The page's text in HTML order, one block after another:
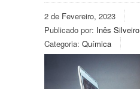
2 de Fevereiro, 2023
Publicado por: Inês Silveiro
Categoria: Química